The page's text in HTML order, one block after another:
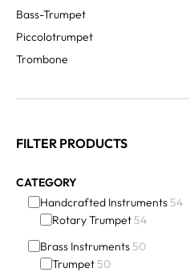
Bass-Trumpet
Piccolotrumpet
Trombone
FILTER PRODUCTS
CATEGORY
Handcrafted Instruments 54
Rotary Trumpet 54
Brass Instruments 50
Trumpet 50